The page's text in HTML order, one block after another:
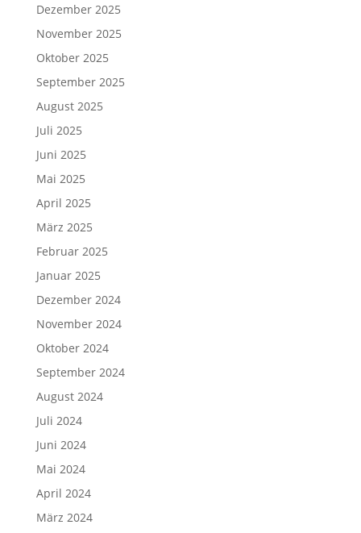
Dezember 2025
November 2025
Oktober 2025
September 2025
August 2025
Juli 2025
Juni 2025
Mai 2025
April 2025
März 2025
Februar 2025
Januar 2025
Dezember 2024
November 2024
Oktober 2024
September 2024
August 2024
Juli 2024
Juni 2024
Mai 2024
April 2024
März 2024